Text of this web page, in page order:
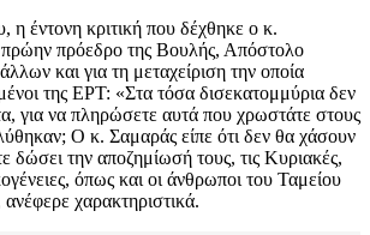
η έντονη κριτική που δέχθηκε ο κ.
πρόεδρο της Βουλής, Απόστολο
και για τη μεταχείριση την οποία
της ΕΡΤ: «Στα τόσα δισεκατομμύρια δεν
για να πληρώσετε αυτά που χρωστάτε στους
Ο κ. Σαμαράς είπε ότι δεν θα χάσουν
δώσει την αποζημίωσή τους, τις Κυριακές,
όπως και οι άνθρωποι του Ταμείου
χαρακτηριστικά.